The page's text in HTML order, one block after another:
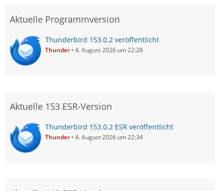
Aktuelle Programmversion
Thunderbird 153.0.2 veröffentlicht
Thunder 4. August 2026 um 22:28
Aktuelle 153 ESR-Version
Thunderbird 153.0.2 ESR veröffentlicht
Thunder 4. August 2026 um 22:34